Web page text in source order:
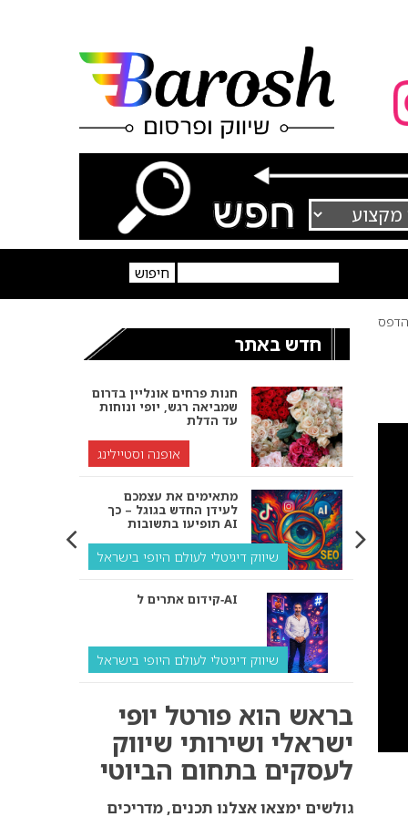
הדפס
חדש באתר
חנות פרחים אונליין בדרום
שמביאה רגש, יופי ונוחות
עד הדלת
אופנה וסטיילינג
מתאימים את עצמכם
לעידן החדש בגוגל – כך
תופיעו בתשובות AI
שיווק דיגיטלי לעולם היופי בישראל
קידום אתרים ל‑AI
שיווק דיגיטלי לעולם היופי בישראל
ולמה העסק שלך צריך
שיווק דיגיטלי לעסקים
קידום ל‑AI לעומת קידום
בראש הוא פורטל יופי
ישראלי ושירותי שיווק
לעסקים בתחום הביוטי
גולשים ימצאו אצלנו תכנים, מדריכים